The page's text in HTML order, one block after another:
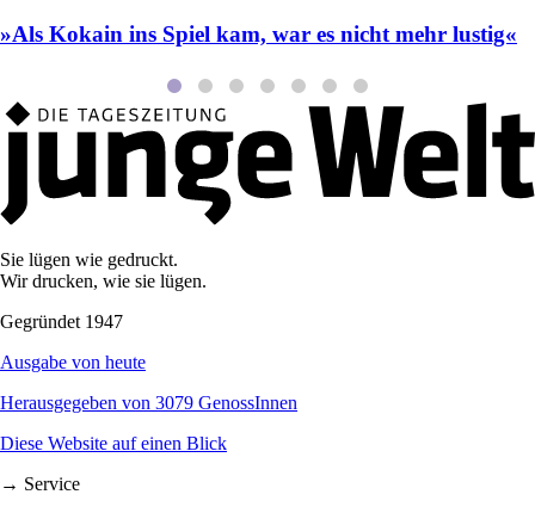
»Als Kokain ins Spiel kam, war es nicht mehr lustig«
Sie lügen wie gedruckt.
Wir drucken, wie sie lügen.
Gegründet 1947
Ausgabe von heute
Herausgegeben von 3079 GenossInnen
Diese Website auf einen Blick
→ Service